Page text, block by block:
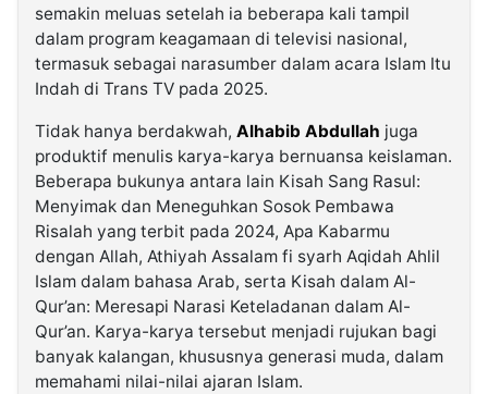
semakin meluas setelah ia beberapa kali tampil
dalam program keagamaan di televisi nasional,
termasuk sebagai narasumber dalam acara Islam Itu
Indah di Trans TV pada 2025.
Tidak hanya berdakwah, Alhabib Abdullah juga
produktif menulis karya-karya bernuansa keislaman.
Beberapa bukunya antara lain Kisah Sang Rasul:
Menyimak dan Meneguhkan Sosok Pembawa
Risalah yang terbit pada 2024, Apa Kabarmu
dengan Allah, Athiyah Assalam fi syarh Aqidah Ahlil
Islam dalam bahasa Arab, serta Kisah dalam Al-
Qur’an: Meresapi Narasi Keteladanan dalam Al-
Qur’an. Karya-karya tersebut menjadi rujukan bagi
banyak kalangan, khususnya generasi muda, dalam
memahami nilai-nilai ajaran Islam.